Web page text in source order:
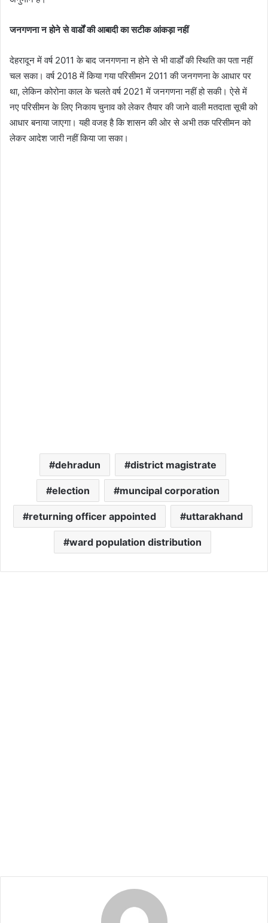
जनगणना न होने से वार्डों की आबादी का सटीक आंकड़ा नहीं
देहरादून में वर्ष 2011 के बाद जनगणना न होने से भी वार्डों की स्थिति का पता नहीं
चल सका। वर्ष 2018 में किया गया परिसीमन 2011 की जनगणना के आधार पर
था, लेकिन कोरोना काल के चलते वर्ष 2021 में जनगणना नहीं हो सकी। ऐसे में
नए परिसीमन के लिए निकाय चुनाव को लेकर तैयार की जाने वाली मतदाता सूची को
आधार बनाया जाएगा। यही वजह है कि शासन की ओर से अभी तक परिसीमन को
लेकर आदेश जारी नहीं किया जा सका।
dehradun district magistrate
election muncipal corporation
returning officer appointed uttarakhand
ward population distribution